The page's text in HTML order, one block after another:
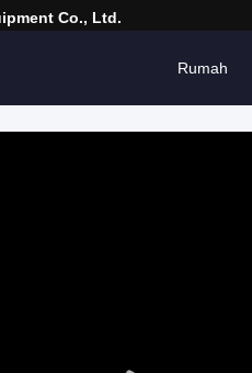
Co., Ltd.
Rumah